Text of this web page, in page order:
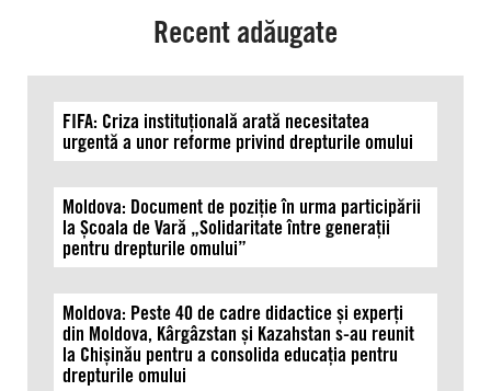
Recent adăugate
FIFA: Criza instituțională arată necesitatea
urgentă a unor reforme privind drepturile omului
Moldova: Document de poziție în urma participării
la Școala de Vară „Solidaritate între generații
pentru drepturile omului”
Moldova: Peste 40 de cadre didactice și experți
din Moldova, Kârgâzstan și Kazahstan s-au reunit
la Chișinău pentru a consolida educația pentru
drepturile omului